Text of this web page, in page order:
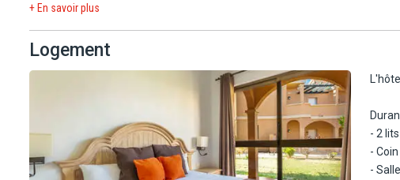
+ En savoir plus
Logement
- 2
-
-